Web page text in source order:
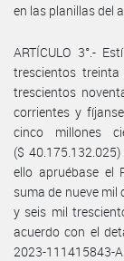
en las planillas del
ARTÍCULO 3°.-
trescientos
trescientos
corrientes y
cinco millones
($
ello apruébase el
suma de nueve
y seis mil
acuerdo con el
2023-111415843-